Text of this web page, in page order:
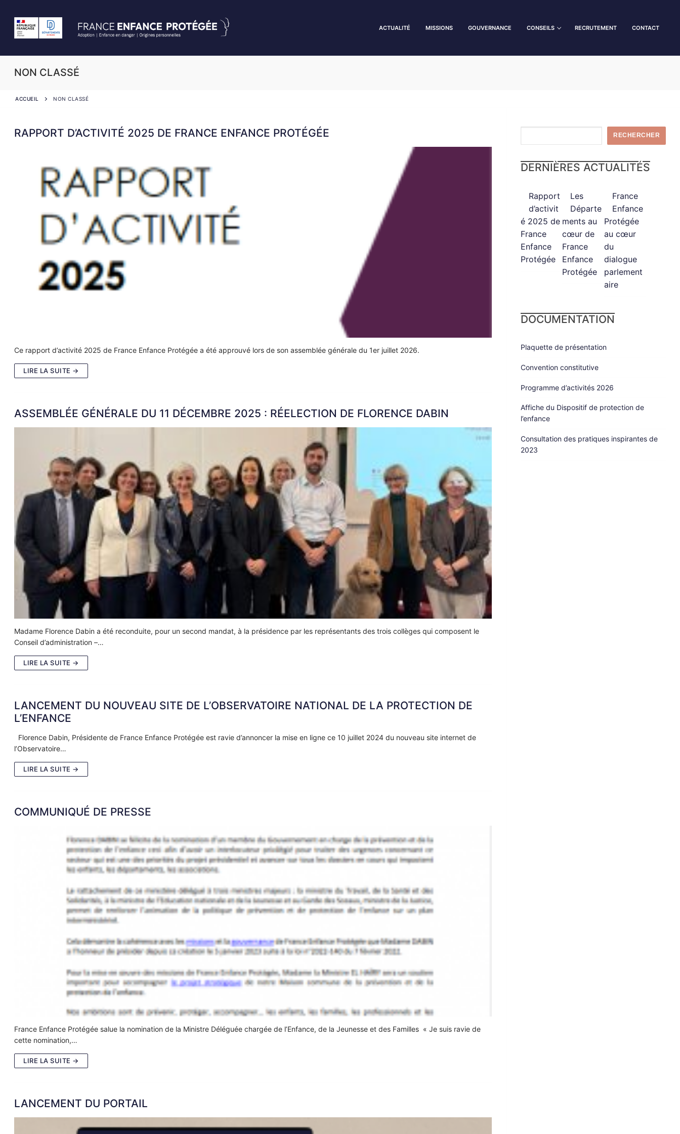
ACTUALITÉ MISSIONS GOUVERNANCE CONSEILS RECRUTEMENT CONTACT
NON CLASSÉ
ACCUEIL NON CLASSÉ
RAPPORT D’ACTIVITÉ 2025 DE FRANCE ENFANCE PROTÉGÉE
Ce rapport d’activité 2025 de France Enfance Protégée a été approuvé lors de son assemblée générale du 1er juillet 2026.
LIRE LA SUITE →
ASSEMBLÉE GÉNÉRALE DU 11 DÉCEMBRE 2025 : RÉELECTION DE FLORENCE DABIN
Madame Florence Dabin a été reconduite, pour un second mandat, à la présidence par les représentants des trois collèges qui composent le
Conseil d’administration –…
LIRE LA SUITE →
LANCEMENT DU NOUVEAU SITE DE L’OBSERVATOIRE NATIONAL DE LA PROTECTION DE
L’ENFANCE
Florence Dabin, Présidente de France Enfance Protégée est ravie d’annoncer la mise en ligne ce 10 juillet 2024 du nouveau site internet de
l’Observatoire…
LIRE LA SUITE →
COMMUNIQUÉ DE PRESSE
France Enfance Protégée salue la nomination de la Ministre Déléguée chargée de l’Enfance, de la Jeunesse et des Familles « Je suis ravie de
cette nomination,…
LIRE LA SUITE →
LANCEMENT DU PORTAIL
RECHERCHER
DERNIÈRES ACTUALITÉS
Rapport
d’activit
é 2025 de
France
Enfance
Protégée
Les
Départe
ments au
cœur de
France
Enfance
Protégée
France
Enfance
Protégée
au cœur
du
dialogue
parlement
aire
DOCUMENTATION
Plaquette de présentation
Convention constitutive
Programme d’activités 2026
Affiche du Dispositif de protection de
l’enfance
Consultation des pratiques inspirantes de
2023